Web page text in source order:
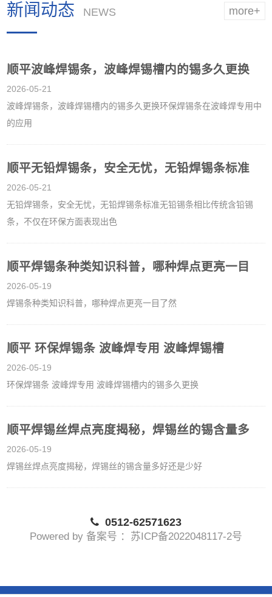
more+
新闻动态 NEWS
顺平波峰焊锡条，波峰焊锡槽内的锡多久更换
2026-05-21
波峰焊锡条，波峰焊锡槽内的锡多久更换环保焊锡条在波峰焊专用中
的应用
顺平无铅焊锡条，安全无忧，无铅焊锡条标准
2026-05-21
无铅焊锡条，安全无忧，无铅焊锡条标准无铅锡条相比传统含铅锡
条，不仅在环保方面表现出色
顺平焊锡条种类知识科普，哪种焊点更亮一目
2026-05-19
焊锡条种类知识科普，哪种焊点更亮一目了然
顺平 环保焊锡条 波峰焊专用 波峰焊锡槽
2026-05-19
环保焊锡条 波峰焊专用 波峰焊锡槽内的锡多久更换
顺平焊锡丝焊点亮度揭秘，焊锡丝的锡含量多
2026-05-19
焊锡丝焊点亮度揭秘，焊锡丝的锡含量多好还是少好
0512-62571623
Powered by 备案号 ：苏ICP备2022048117-2号